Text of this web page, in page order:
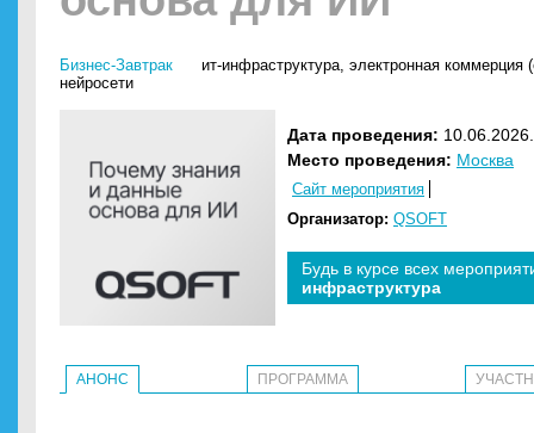
Бизнес-Завтрак ит-инфраструктура, электронная коммерция
нейросети
Дата проведения:
Место проведения: Москва
Сайт мероприятия
Организатор: QSOFT
Будь в курсе всех
инфраструктура
АНОНС ПРОГРАММА